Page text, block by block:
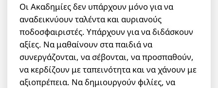
Οι Ακαδημίες δεν υπάρχουν μόνο για να
αναδεικνύουν ταλέντα και αυριανούς
ποδοσφαιριστές. Υπάρχουν για να διδάσκουν
αξίες. Να μαθαίνουν στα παιδιά να
συνεργάζονται, να σέβονται, να προσπαθούν,
να κερδίζουν με ταπεινότητα και να χάνουν με
αξιοπρέπεια. Να δημιουργούν φιλίες, να